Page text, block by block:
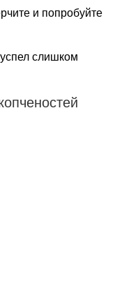
и попробуйте
слишком